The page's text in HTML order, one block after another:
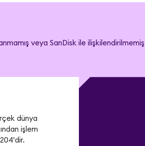
veya SanDisk ile
dünya
işlem